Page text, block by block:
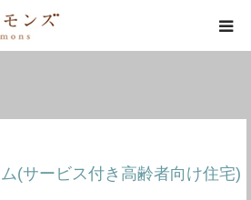
(サービス付き高齢者向け住宅)